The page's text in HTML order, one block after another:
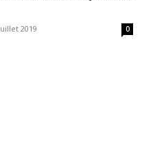
2019 0